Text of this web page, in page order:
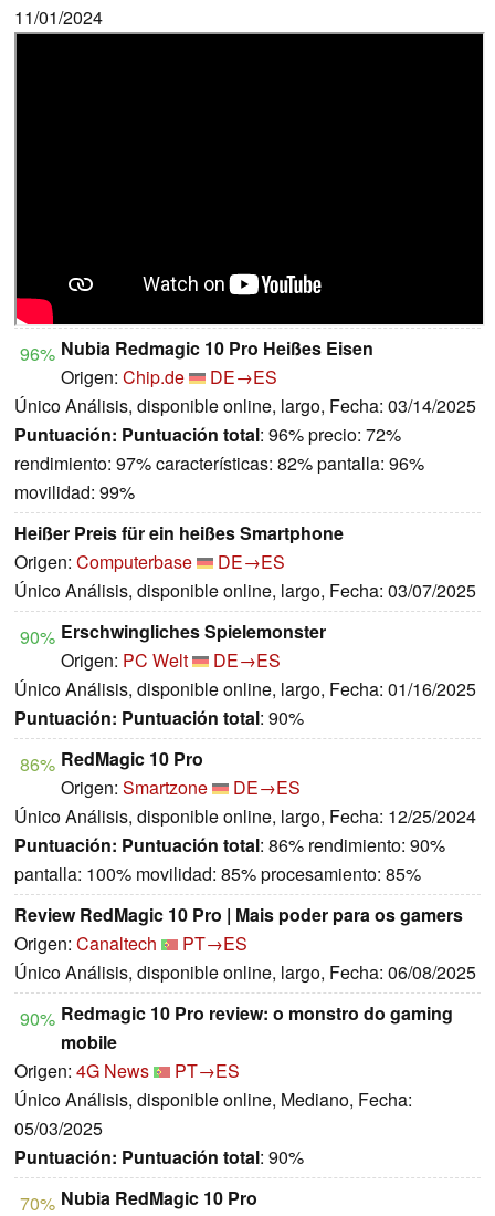
11/01/2024
96% Nubia Redmagic 10 Pro Heißes Eisen
Origen: Chip.de
DE→ES
Único Análisis, disponible online, largo, Fecha: 03/14/2025
Puntuación: Puntuación total: 96% precio: 72%
rendimiento: 97% características: 82% pantalla: 96%
movilidad: 99%
Heißer Preis für ein heißes Smartphone
Origen: Computerbase
DE→ES
Único Análisis, disponible online, largo, Fecha: 03/07/2025
90% Erschwingliches Spielemonster
Origen: PC Welt
DE→ES
Único Análisis, disponible online, largo, Fecha: 01/16/2025
Puntuación: Puntuación total: 90%
86% RedMagic 10 Pro
Origen: Smartzone
DE→ES
Único Análisis, disponible online, largo, Fecha: 12/25/2024
Puntuación: Puntuación total: 86% rendimiento: 90%
pantalla: 100% movilidad: 85% procesamiento: 85%
Review RedMagic 10 Pro | Mais poder para os gamers
Origen: Canaltech
PT→ES
Único Análisis, disponible online, largo, Fecha: 06/08/2025
90% Redmagic 10 Pro review: o monstro do gaming
mobile
Origen: 4G News
PT→ES
Único Análisis, disponible online, Mediano, Fecha:
05/03/2025
Puntuación: Puntuación total: 90%
70% Nubia RedMagic 10 Pro